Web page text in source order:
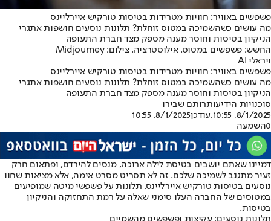
פשפשים באוויר: חוויות מטרידות בטיסות טורקיש איירליינס
מה עושים כשהשמיכה במטוס זוחלת? תלונות נוסעים חושפות אתגרי
הניקיון בטיסות וחוסר מענה מספק מצד חברת התעופה
החשש: פשפשים במטוס. אילוסטרציה. צילום: Midjourney
ויראלי AI
פשפשים באוויר: חוויות מטרידות בטיסות טורקיש איירליינס
מה עושים כשהשמיכה במטוס זוחלת? תלונות נוסעים חושפות אתגרי
הניקיון בטיסות וחוסר מענה מספק מצד חברת התעופה
סוכנויות הידיעותרותם שבירו
8/1/2025, 10:55
,עודכן8/1/2025, 10:55
0השמעה
דמיינו שאתם יושבים בטיסת לילה ארוכה, מנסים להירדם, ופתאום חרק
זעיר מתגנב לשמיכה שלכם. זה לא תסריט מסרט אימה, אלא מציאות שחוו
נוסעים בטיסות טורקיש איירליינס. תלונות על פשפשי מיטה שמופיעים
במטוסים של החברה העלו סימני שאלה על רמת התחזוקה והניקיון
בטיסות.